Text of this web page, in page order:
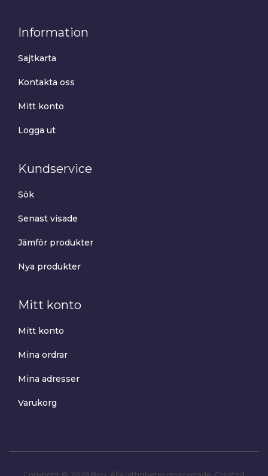
Information
Sajtkarta
Kontakta oss
Mitt konto
Logga ut
Kundservice
Sök
Senast visade
Jämför produkter
Nya produkter
Mitt konto
Mitt konto
Mina ordrar
Mina adresser
Varukorg